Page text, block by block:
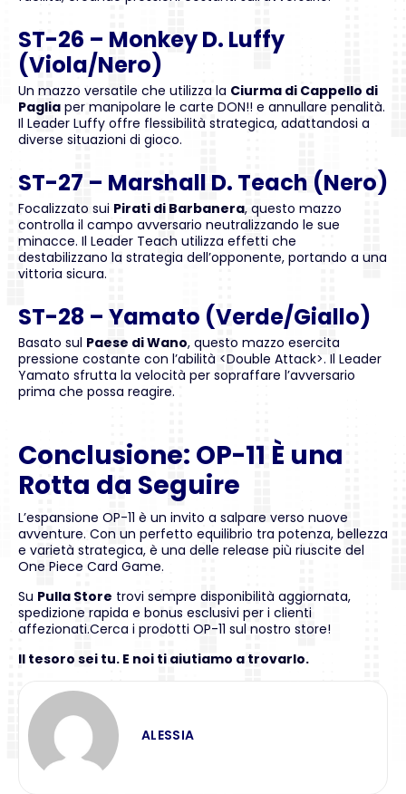
ST-26 – Monkey D. Luffy
(Viola/Nero)
Un mazzo versatile che utilizza la Ciurma di Cappello di
Paglia per manipolare le carte DON!! e annullare penalità.
Il Leader Luffy offre flessibilità strategica, adattandosi a
diverse situazioni di gioco.
ST-27 – Marshall D. Teach (Nero)
Focalizzato sui Pirati di Barbanera, questo mazzo
controlla il campo avversario neutralizzando le sue
minacce. Il Leader Teach utilizza effetti che
destabilizzano la strategia dell’opponente, portando a una
vittoria sicura.
ST-28 – Yamato (Verde/Giallo)
Basato sul Paese di Wano, questo mazzo esercita
pressione costante con l’abilità <Double Attack>. Il Leader
Yamato sfrutta la velocità per sopraffare l’avversario
prima che possa reagire.
Conclusione: OP-11 È una
Rotta da Seguire
L’espansione OP-11 è un invito a salpare verso nuove
avventure. Con un perfetto equilibrio tra potenza, bellezza
e varietà strategica, è una delle release più riuscite del
One Piece Card Game.
Su Pulla Store trovi sempre disponibilità aggiornata,
spedizione rapida e bonus esclusivi per i clienti
affezionati.Cerca i prodotti OP-11 sul nostro store!
Il tesoro sei tu. E noi ti aiutiamo a trovarlo.
ALESSIA